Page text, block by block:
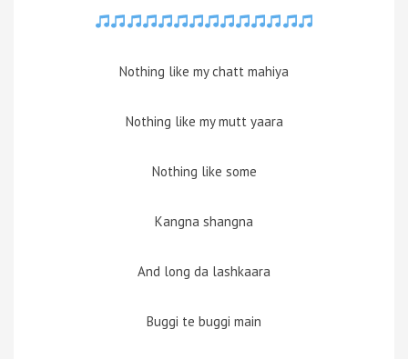
Nothing like my chatt mahiya
Nothing like my mutt yaara
Nothing like some
Kangna shangna
And long da lashkaara
Buggi te buggi main